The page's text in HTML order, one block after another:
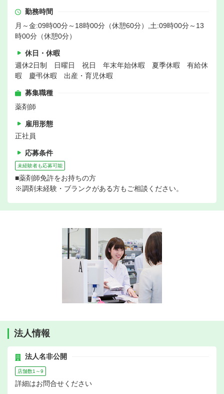
勤務時間
月～金:09時00分～18時00分（休憩60分）,土:09時00分～13
時00分（休憩0分）
休日・休暇
週休2日制 日曜日 祝日 年末年始休暇 夏季休暇 有給休
暇 慶弔休暇 出産・育児休暇
募集職種
薬剤師
雇用形態
正社員
応募条件
未経験者も応募可能
■薬剤師免許をお持ちの方
※調剤未経験・ブランクがある方もご相談ください。
法人情報
法人名非公開
店舗数1～9
詳細はお問合せください